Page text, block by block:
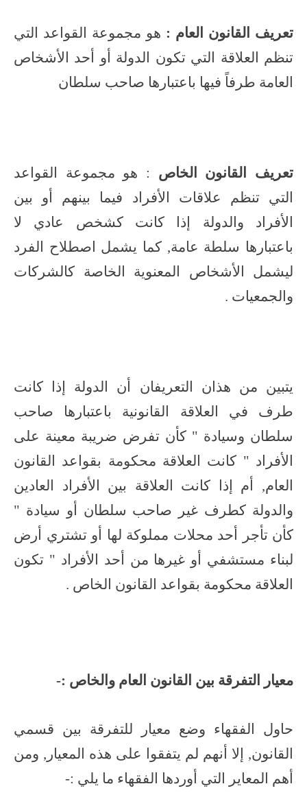
تعريف القانون العام : هو مجموعة القواعد التي
تنظم العلاقة التي تكون الدولة أو أحد الأشخاص
العامة طرفاً فيها باعتبارها صاحب سلطان
تعريف القانون الخاص : هو مجموعة القواعد
التي تنظم علاقات الأفراد فيما بينهم أو بين
الأفراد والدولة إذا كانت كشخص عادي لا
باعتبارها سلطة عامة, كما يشمل اصطلاح الفرد
ليشمل الأشخاص المعنوية الخاصة كالشركات
والجمعيات .
يتبين من هذان التعريفان أن الدولة إذا كانت
طرف في العلاقة القانونية باعتبارها صاحب
سلطان وسيادة " كأن تفرض ضريبة معينة على
الأفراد " كانت العلاقة محكومة بقواعد القانون
العام, أم إذا كانت العلاقة بين الأفراد العادين
والدولة كطرف غير صاحب سلطان أو سيادة "
كأن تأجر أحد محلات مملوكة لها أو تشتري أرض
لبناء مستشفي أو غيرها من أحد الأفراد " تكون
العلاقة محكومة بقواعد القانون الخاص .
معيار التفرقة بين القانون العام والخاص :-
حاول الفقهاء وضع معيار للتفرقة بين قسمي
القانون, إلا أنهم لم يتفقوا على هذه المعيار, ومن
أهم المعاير التي أوردها الفقهاء ما يلي :-